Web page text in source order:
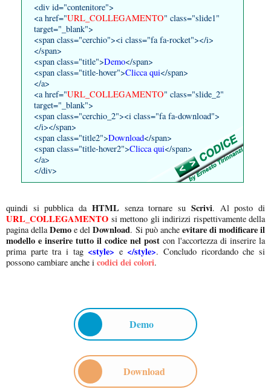
<div id="contenitore">
<a href="URL_COLLEGAMENTO" class="slide1"
target="_blank">
<span class="cerchio"><i class="fa fa-rocket"></i>
</span>
<span class="title">Demo</span>
<span class="title-hover">Clicca qui</span>
</a>
<a href="URL_COLLEGAMENTO" class="slide_2"
target="_blank">
<span class="cerchio_2"><i class="fa fa-download">
</i></span>
<span class="title2">Download</span>
<span class="title-hover2">Clicca qui</span>
</a>
</div>
quindi si pubblica da HTMLsenza tornare su Scrivi. Al posto di
URL_COLLEGAMENTO si mettono gli indirizzi rispettivamente della
pagina dellaDemoe del Download. Si può anche evitare di modificare il
modello e inserire tutto il codice nel post con l'accortezza di inserire la
prima parte tra i tag <style> e </style>. Concludo ricordando che si
possono cambiare anche i codici dei colori.
Demo
Download